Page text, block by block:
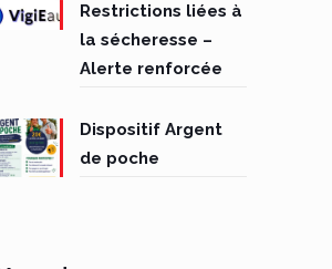
Restrictions liées à
la sécheresse –
Alerte renforcée
Dispositif Argent
de poche